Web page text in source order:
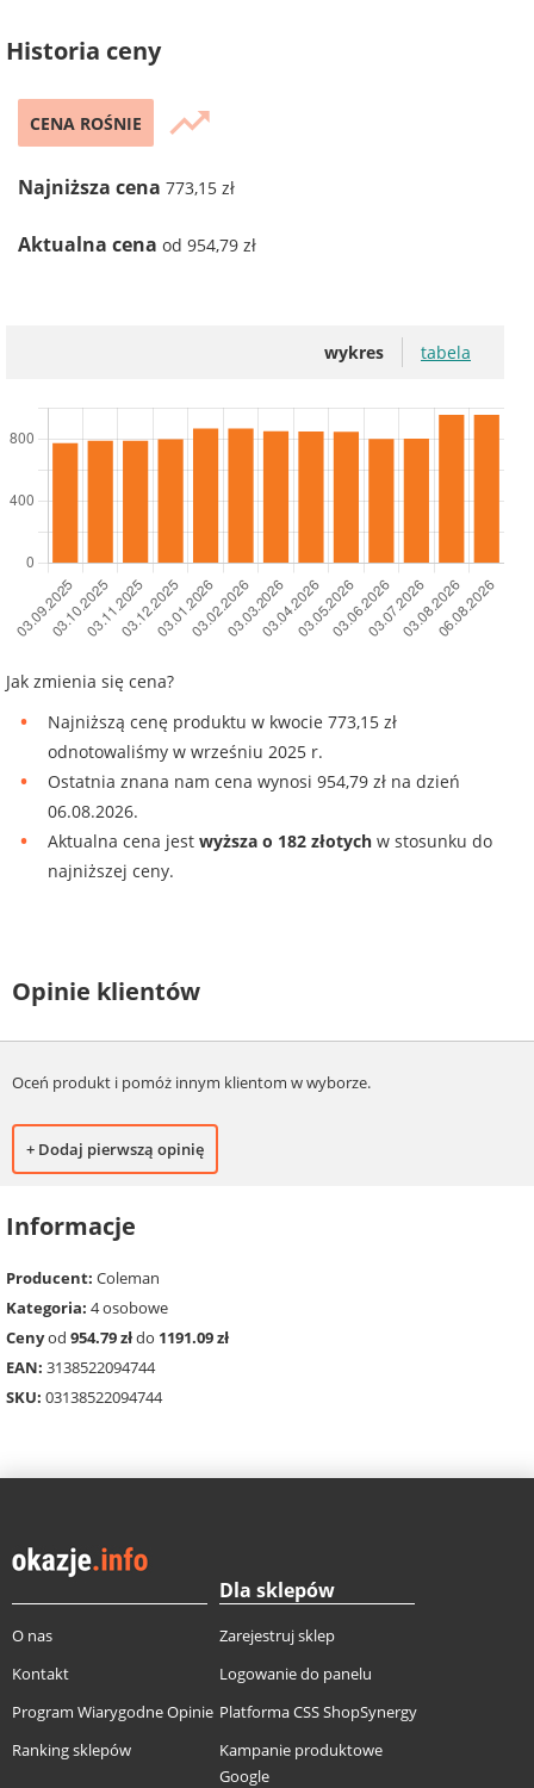
Historia ceny
CENA ROŚNIE trending_up
Najniższa cena 773,15 zł
Aktualna cena od 954,79 zł
wykres tabela
Jak zmienia się cena?
Najniższą cenę produktu w kwocie 773,15 zł
odnotowaliśmy w wrześniu 2025 r.
Ostatnia znana nam cena wynosi 954,79 zł na dzień
06.08.2026.
Aktualna cena jest wyższa o 182 złotych w stosunku do
najniższej ceny.
Opinie klientów
Oceń produkt i pomóż innym klientom w wyborze.
+ Dodaj pierwszą opinię
Informacje
Producent: Coleman
Kategoria: 4 osobowe
Cenyod 954.79 złdo 1191.09 zł
EAN: 3138522094744
SKU: 03138522094744
O nas
Kontakt
Program Wiarygodne Opinie
Ranking sklepów
Dla sklepów
Zarejestruj sklep
Logowanie do panelu
Platforma CSS ShopSynergy
Kampanie produktowe
Google